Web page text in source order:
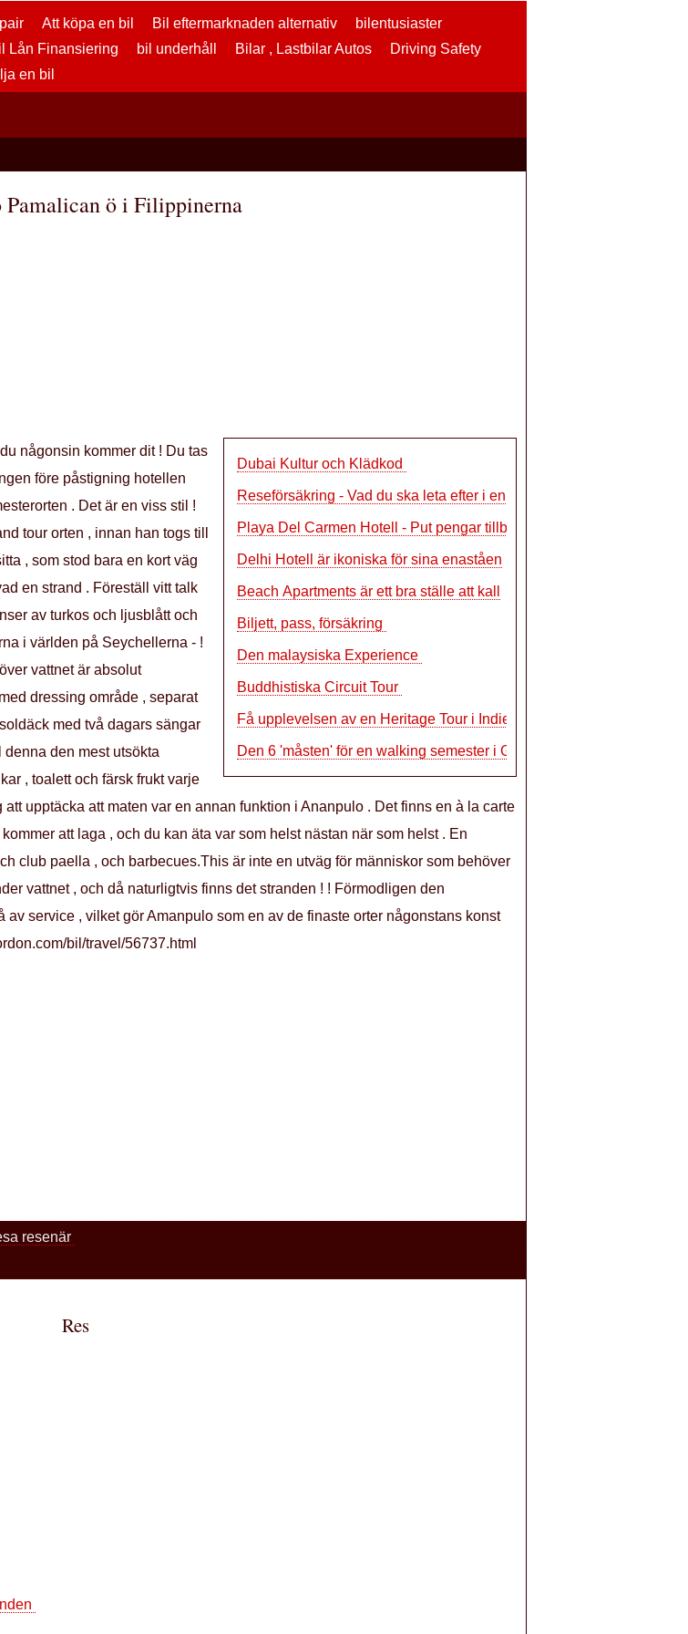
Att köpa en bil Bil eftermarknaden alternativ
bilentusiaster
Lån Finansiering bil underhåll Bilar , Lastbilar Autos
Driving Safety
en bil
ö i Filippinerna
Dubai Kultur och Klädkod
Reseförsäkring - Vad du ska leta efter i en
Playa Del Carmen Hotell - Put pengar tillbaka
Delhi Hotell är ikoniska för sina enaståen
Beach Apartments är ett bra ställe att kall
Biljett, pass, försäkring
Den malaysiska Experience
Buddhistiska Circuit Tour
Få upplevelsen av en Heritage Tour i Indien
Den 6 'måsten' för en walking semester i Gr
någonsin kommer dit ! Du tas
före påstigning hotellen
. Det är en viss stil !
tour orten , innan han togs till
, som stod bara en kort väg
en strand . Föreställ vitt talk
av turkos och ljusblått och
i världen på Seychellerna - !
vattnet är absolut
dressing område , separat
med två dagars sängar
den mest utsökta
, toalett och färsk frukt varje
upptäcka att maten var en annan funktion i Ananpulo . Det finns en à la carte
att laga , och du kan äta var som helst nästan när som helst . En
club paella , och barbecues.This är inte en utväg för människor som behöver
vattnet , och då naturligtvis finns det stranden ! ! Förmodligen den
service , vilket gör Amanpulo som en av de finaste orter någonstans konst
bil/travel/56737.html
resenär
Res